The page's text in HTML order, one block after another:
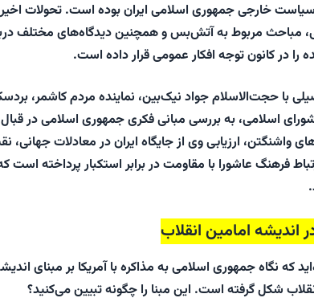
خارجی جمهوری اسلامی ایران بوده است. تحولات اخیر
مباحث مربوط به آتش‌بس و همچنین دیدگاه‌های مختلف
را در کانون توجه افکار عمومی قرار داده است.
با حجت‌الاسلام جواد نیک‌بین، نماینده مردم کاشمر،
اسلامی، به بررسی مبانی فکری جمهوری اسلامی در قبال
واشنگتن، ارزیابی وی از جایگاه ایران در معادلات جهانی،
فرهنگ عاشورا با مقاومت در برابر استکبار پرداخته است
اندیشه امامین انقلاب
که نگاه جمهوری اسلامی به مذاکره با آمریکا بر مبنای
شکل گرفته است. این مبنا را چگونه تبیین می‌کنید؟